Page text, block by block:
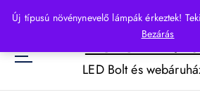
Új típusú növénynevelő lámpák érkeztek!
Bezárás
p
o
LED Bolt és